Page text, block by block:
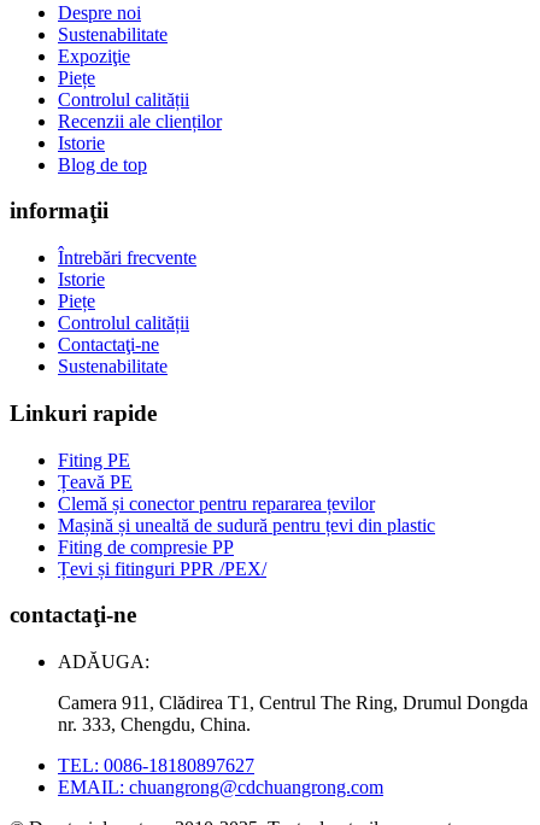
Despre noi
Sustenabilitate
Expoziţie
Piețe
Controlul calității
Recenzii ale clienților
Istorie
Blog de top
informaţii
Întrebări frecvente
Istorie
Piețe
Controlul calității
Contactaţi-ne
Sustenabilitate
Linkuri rapide
Fiting PE
Țeavă PE
Clemă și conector pentru repararea țevilor
Mașină și unealtă de sudură pentru țevi din plastic
Fiting de compresie PP
Țevi și fitinguri PPR /PEX/
contactaţi-ne
ADĂUGA:
Camera 911, Clădirea T1, Centrul The Ring, Drumul Dongda
nr. 333, Chengdu, China.
TEL: 0086-18180897627
EMAIL: chuangrong@cdchuangrong.com